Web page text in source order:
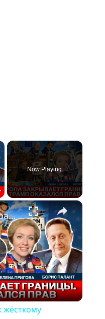
Now Playing
×
От открытой границы – к жёсткому контролю. Что реально изменил Трамп | Борис Палант
жёсткому